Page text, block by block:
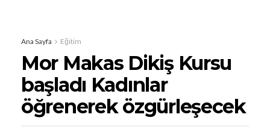
Ana Sayfa Eğitim
Mor Makas Dikiş Kursu
başladı Kadınlar
öğrenerek özgürleşecek